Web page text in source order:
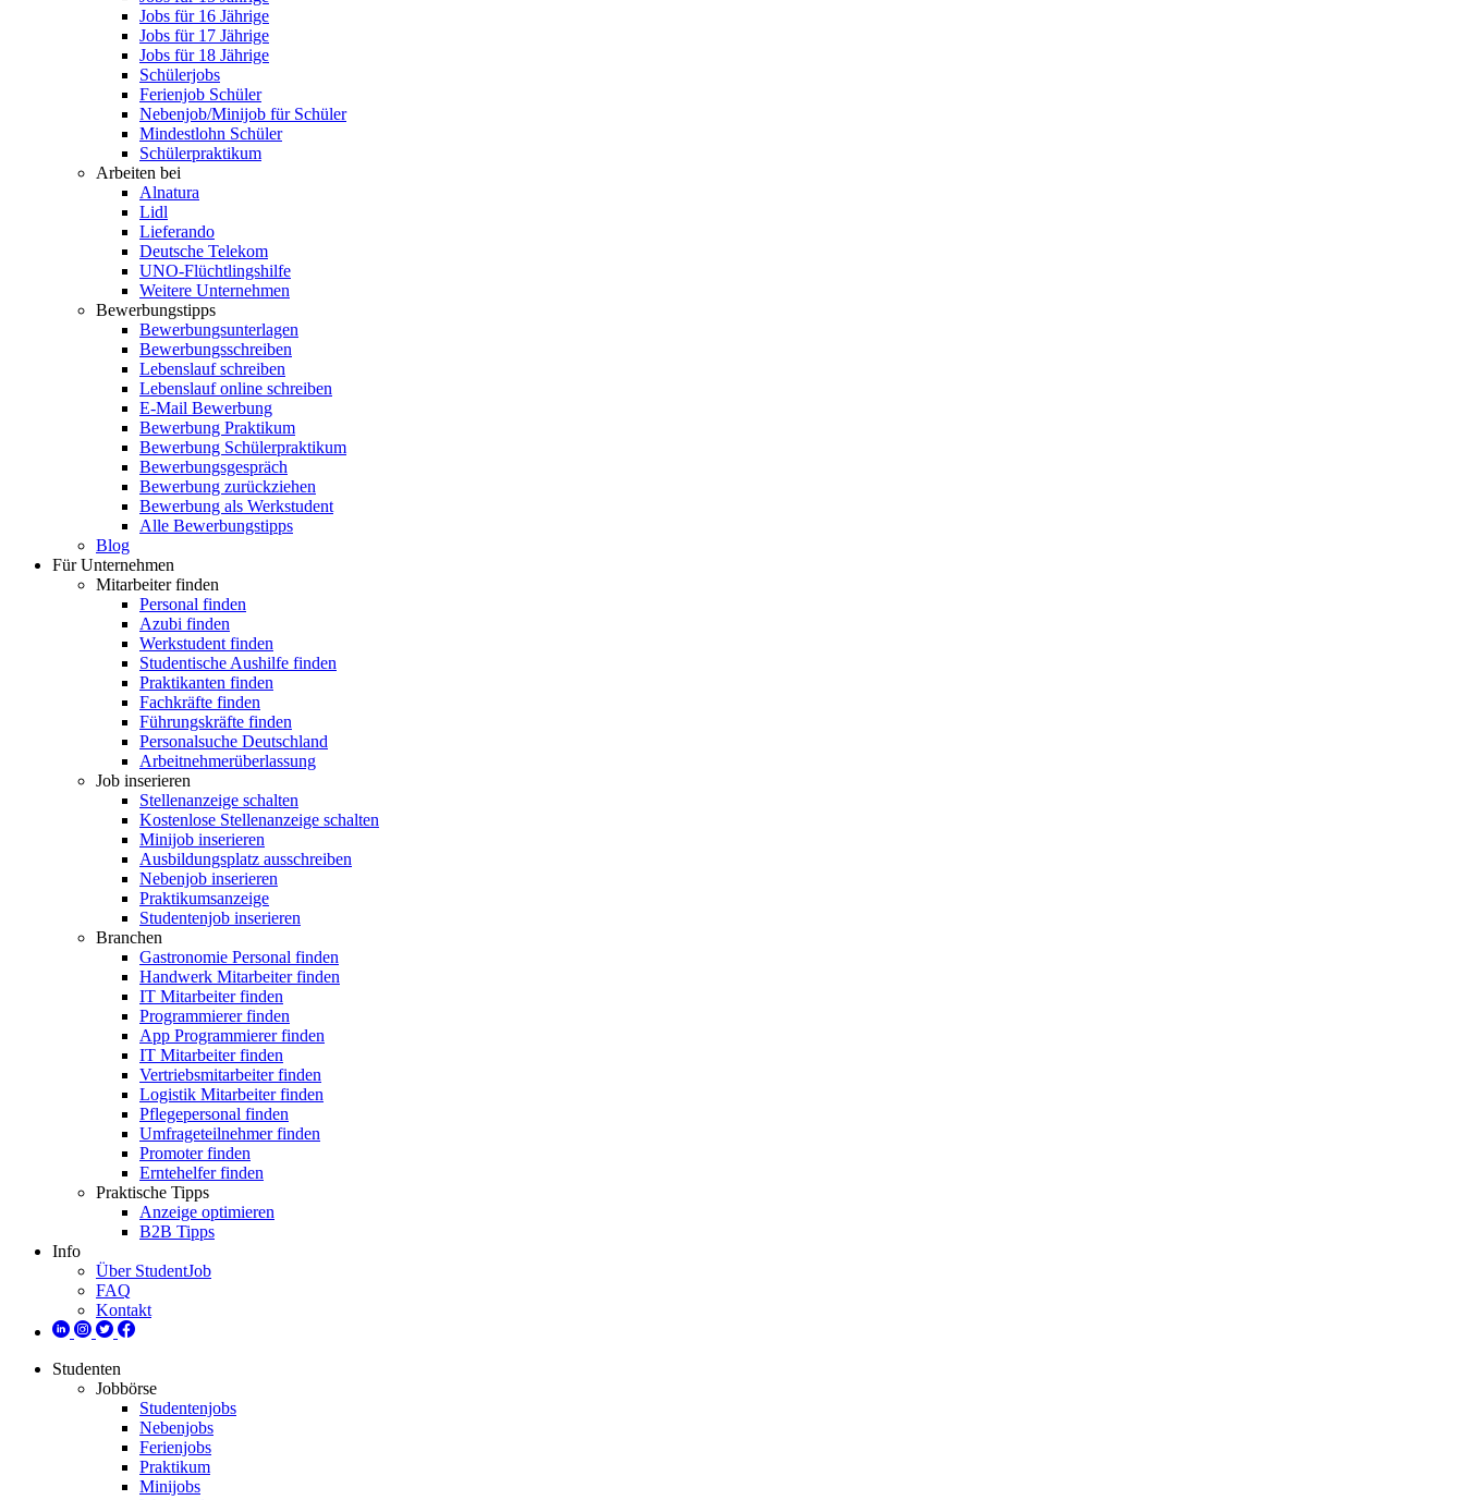
Jobs für 16 Jährige
Jobs für 17 Jährige
Jobs für 18 Jährige
Schülerjobs
Ferienjob Schüler
Nebenjob/Minijob für Schüler
Mindestlohn Schüler
Schülerpraktikum
Arbeiten bei
Alnatura
Lidl
Lieferando
Deutsche Telekom
UNO-Flüchtlingshilfe
Weitere Unternehmen
Bewerbungstipps
Bewerbungsunterlagen
Bewerbungsschreiben
Lebenslauf schreiben
Lebenslauf online schreiben
E-Mail Bewerbung
Bewerbung Praktikum
Bewerbung Schülerpraktikum
Bewerbungsgespräch
Bewerbung zurückziehen
Bewerbung als Werkstudent
Alle Bewerbungstipps
Blog
Für Unternehmen
Mitarbeiter finden
Personal finden
Azubi finden
Werkstudent finden
Studentische Aushilfe finden
Praktikanten finden
Fachkräfte finden
Führungskräfte finden
Personalsuche Deutschland
Arbeitnehmerüberlassung
Job inserieren
Stellenanzeige schalten
Kostenlose Stellenanzeige schalten
Minijob inserieren
Ausbildungsplatz ausschreiben
Nebenjob inserieren
Praktikumsanzeige
Studentenjob inserieren
Branchen
Gastronomie Personal finden
Handwerk Mitarbeiter finden
IT Mitarbeiter finden
Programmierer finden
App Programmierer finden
IT Mitarbeiter finden
Vertriebsmitarbeiter finden
Logistik Mitarbeiter finden
Pflegepersonal finden
Umfrageteilnehmer finden
Promoter finden
Erntehelfer finden
Praktische Tipps
Anzeige optimieren
B2B Tipps
Info
Über StudentJob
FAQ
Kontakt
Studenten
Jobbörse
Studentenjobs
Nebenjobs
Ferienjobs
Praktikum
Minijobs